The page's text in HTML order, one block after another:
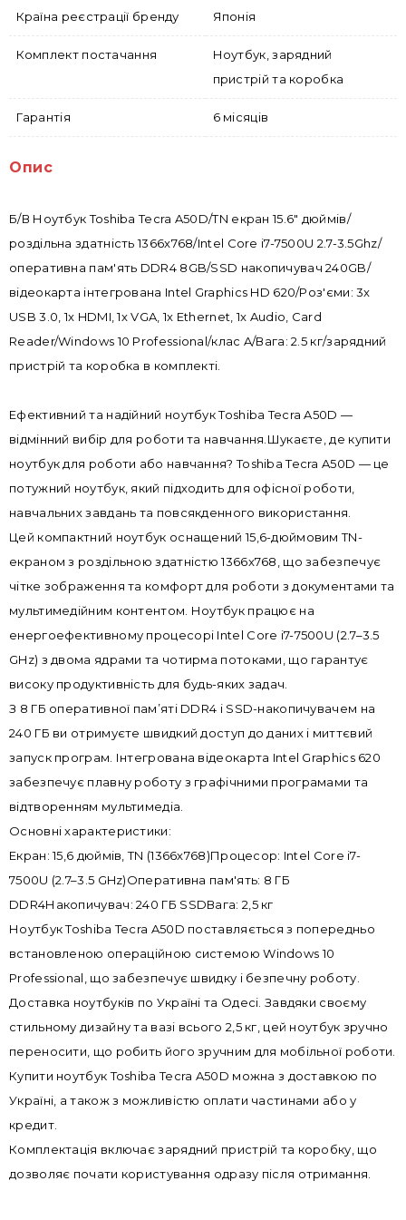
Країна реєстрації бренду Японія
Комплект постачання
Ноутбук, зарядний
пристрій та коробка
Гарантія 6 місяців
Опис
Б/В Ноутбук Toshiba Tecra A50D/TN екран 15.6" дюймів/
роздільна здатність 1366x768/Intel Core i7-7500U 2.7-3.5Ghz/
оперативна пам'ять DDR4 8GB/SSD накопичувач 240GB/
відеокарта інтегрована Intel Graphics HD 620/Роз'єми: 3x
USB 3.0, 1x HDMI, 1x VGA, 1x Ethernet, 1x Audio, Сard
Reader/Windows 10 Professional/клас A/Вага: 2.5 кг/зарядний
пристрій та коробка в комплекті.
Ефективний та надійний ноутбук Toshiba Tecra A50D —
відмінний вибір для роботи та навчання.Шукаєте, де купити
ноутбук для роботи або навчання? Toshiba Tecra A50D — це
потужний ноутбук, який підходить для офісної роботи,
навчальних завдань та повсякденного використання.
Цей компактний ноутбук оснащений 15,6-дюймовим TN-
екраном з роздільною здатністю 1366x768, що забезпечує
чітке зображення та комфорт для роботи з документами та
мультимедійним контентом. Ноутбук працює на
енергоефективному процесорі Intel Core i7-7500U (2.7–3.5
GHz) з двома ядрами та чотирма потоками, що гарантує
високу продуктивність для будь-яких задач.
З 8 ГБ оперативної пам’яті DDR4 і SSD-накопичувачем на
240 ГБ ви отримуєте швидкий доступ до даних і миттєвий
запуск програм. Інтегрована відеокарта Intel Graphics 620
забезпечує плавну роботу з графічними програмами та
відтворенням мультимедіа.
Основні характеристики:
Екран: 15,6 дюймів, TN (1366x768)Процесор: Intel Core i7-
7500U (2.7–3.5 GHz)Оперативна пам'ять: 8 ГБ
DDR4Накопичувач: 240 ГБ SSDВага: 2,5 кг
Ноутбук Toshiba Tecra A50D поставляється з попередньо
встановленою операційною системою Windows 10
Professional, що забезпечує швидку і безпечну роботу.
Доставка ноутбуків по Україні та Одесі. Завдяки своєму
стильному дизайну та вазі всього 2,5 кг, цей ноутбук зручно
переносити, що робить його зручним для мобільної роботи.
Купити ноутбук Toshiba Tecra A50D можна з доставкою по
Україні, а також з можливістю оплати частинами або у
кредит.
Комплектація включає зарядний пристрій та коробку, що
дозволяє почати користування одразу після отримання.